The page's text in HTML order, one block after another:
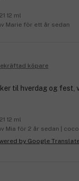
12 ml
Marie för ett år sedan
köpare
til hverdag og fest,
12 ml
Mia för 2 år sedan |